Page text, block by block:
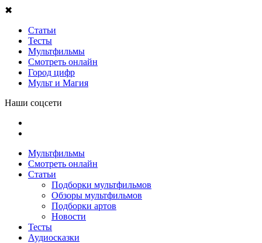
✖
Статьи
Тесты
Мультфильмы
Смотреть онлайн
Город цифр
Мульт и Магия
Наши соцсети
Мультфильмы
Смотреть онлайн
Статьи
Подборки мультфильмов
Обзоры мультфильмов
Подборки артов
Новости
Тесты
Аудиосказки